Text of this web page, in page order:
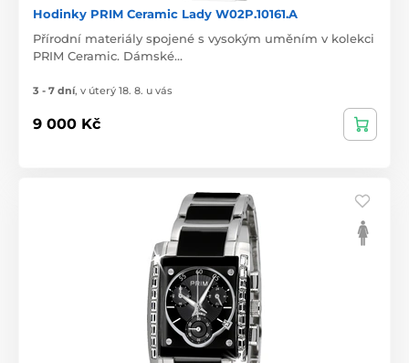
Hodinky PRIM Ceramic Lady W02P.10161.A
Přírodní materiály spojené s vysokým uměním v kolekci
PRIM Ceramic. Dámské…
3 - 7 dní, v úterý 18. 8. u vás
9 000 Kč